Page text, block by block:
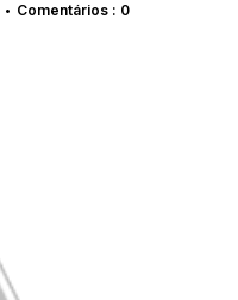
• Comentários : 0